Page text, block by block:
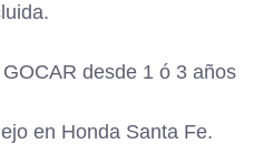
desde 1 ó 3 años
en Honda Santa Fe.